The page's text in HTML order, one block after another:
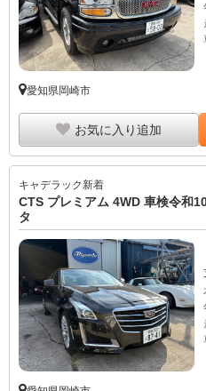
愛知県岡崎市
お気に入り追加
キャデラック新着
CTS プレミアム 4WD 車検令和
タ